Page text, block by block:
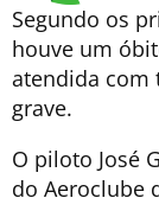
Segundo os
houve um
atendida com
grave.
O piloto José
do Aeroclube